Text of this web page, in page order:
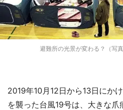
避難所の光景が変わる？（写
2019年10月12日から13日にか
を襲った台風19号は、大きな爪